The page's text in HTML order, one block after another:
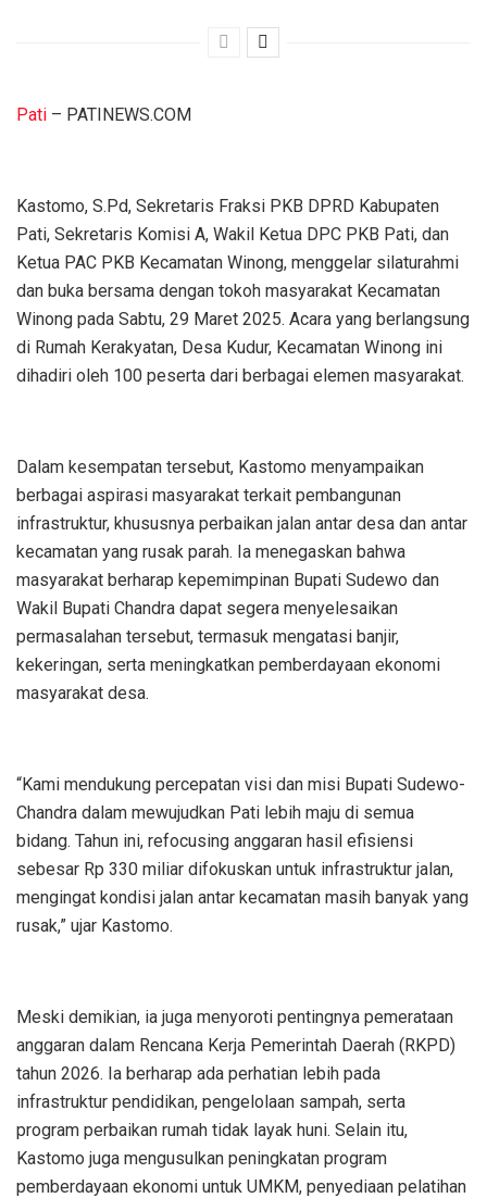
Pati – PATINEWS.COM
Kastomo, S.Pd, Sekretaris Fraksi PKB DPRD Kabupaten
Pati, Sekretaris Komisi A, Wakil Ketua DPC PKB Pati, dan
Ketua PAC PKB Kecamatan Winong, menggelar silaturahmi
dan buka bersama dengan tokoh masyarakat Kecamatan
Winong pada Sabtu, 29 Maret 2025. Acara yang berlangsung
di Rumah Kerakyatan, Desa Kudur, Kecamatan Winong ini
dihadiri oleh 100 peserta dari berbagai elemen masyarakat.
Dalam kesempatan tersebut, Kastomo menyampaikan
berbagai aspirasi masyarakat terkait pembangunan
infrastruktur, khususnya perbaikan jalan antar desa dan antar
kecamatan yang rusak parah. Ia menegaskan bahwa
masyarakat berharap kepemimpinan Bupati Sudewo dan
Wakil Bupati Chandra dapat segera menyelesaikan
permasalahan tersebut, termasuk mengatasi banjir,
kekeringan, serta meningkatkan pemberdayaan ekonomi
masyarakat desa.
“Kami mendukung percepatan visi dan misi Bupati Sudewo-
Chandra dalam mewujudkan Pati lebih maju di semua
bidang. Tahun ini, refocusing anggaran hasil efisiensi
sebesar Rp 330 miliar difokuskan untuk infrastruktur jalan,
mengingat kondisi jalan antar kecamatan masih banyak yang
rusak,” ujar Kastomo.
Meski demikian, ia juga menyoroti pentingnya pemerataan
anggaran dalam Rencana Kerja Pemerintah Daerah (RKPD)
tahun 2026. Ia berharap ada perhatian lebih pada
infrastruktur pendidikan, pengelolaan sampah, serta
program perbaikan rumah tidak layak huni. Selain itu,
Kastomo juga mengusulkan peningkatan program
pemberdayaan ekonomi untuk UMKM, penyediaan pelatihan